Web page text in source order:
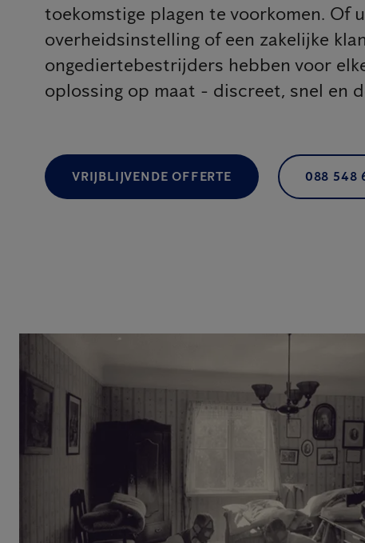
toekomstige plagen te voorkomen. Of
overheidsinstelling of een zakelijke
ongediertebestrijders hebben voor
oplossing op maat - discreet, snel en
VRIJBLIJVENDE OFFERTE 088 548